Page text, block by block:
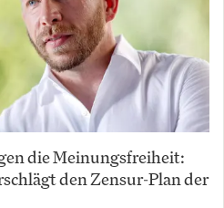
die Meinungsfreiheit:
den Zensur-Plan der